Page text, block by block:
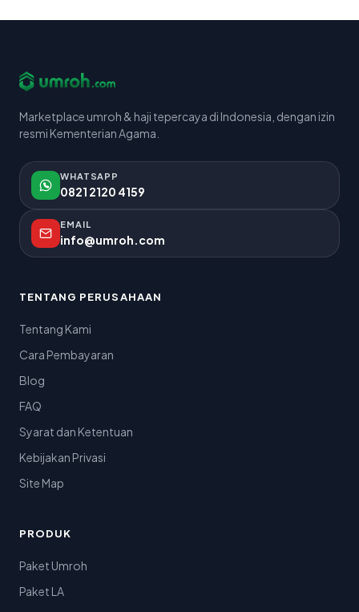
Marketplace umroh & haji tepercaya di Indonesia, dengan izin
resmi Kementerian Agama.
WHATSAPP
0821 2120 4159
EMAIL
info@umroh.com
TENTANG PERUSAHAAN
Tentang Kami
Cara Pembayaran
Blog
FAQ
Syarat dan Ketentuan
Kebijakan Privasi
Site Map
PRODUK
Paket Umroh
Paket LA